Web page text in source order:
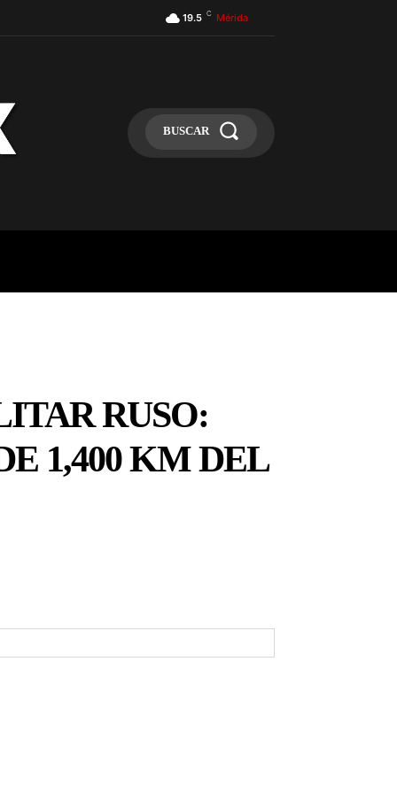
19.5 C Mérida
BUSCAR
RUSO:
1,400 KM DEL